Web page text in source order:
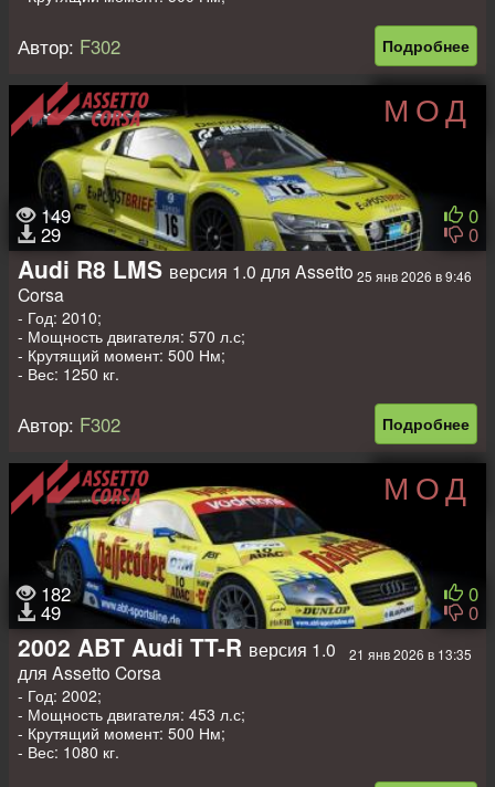
Подробнее
Автор: F302
МОД
149
29
0
0
25 янв 2026 в 9:46
Audi R8 LMS версия 1.0 для Assetto
Corsa
- Год: 2010;
- Мощность двигателя: 570 л.с;
- Крутящий момент: 500 Нм;
- Вес: 1250 кг.
Подробнее
Автор: F302
МОД
182
49
0
0
21 янв 2026 в 13:35
2002 ABT Audi TT-R версия 1.0
для Assetto Corsa
- Год: 2002;
- Мощность двигателя: 453 л.с;
- Крутящий момент: 500 Нм;
- Вес: 1080 кг.